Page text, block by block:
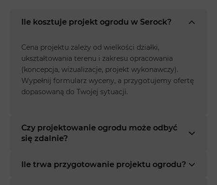
Ile kosztuje projekt ogrodu w Serock?
Cena projektu zależy od wielkości działki,
ukształtowania terenu i zakresu opracowania
(koncepcja, wizualizacje, projekt wykonawczy).
Wypełnij formularz wyceny, a przygotujemy ofertę
dopasowaną do Twojej sytuacji.
Czy projektowanie ogrodu może odbyć
się zdalnie?
Ile trwa przygotowanie projektu ogrodu?